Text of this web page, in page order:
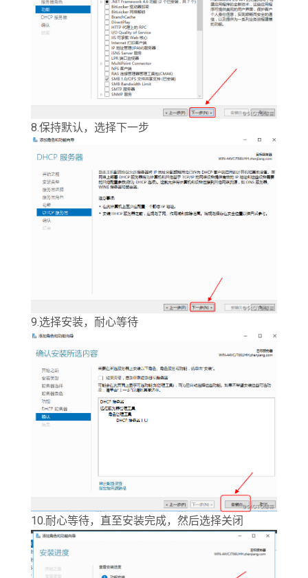
8.保持默认，选择下一步
9.选择安装，耐心等待
10.耐心等待，直至安装完成，然后选择关闭